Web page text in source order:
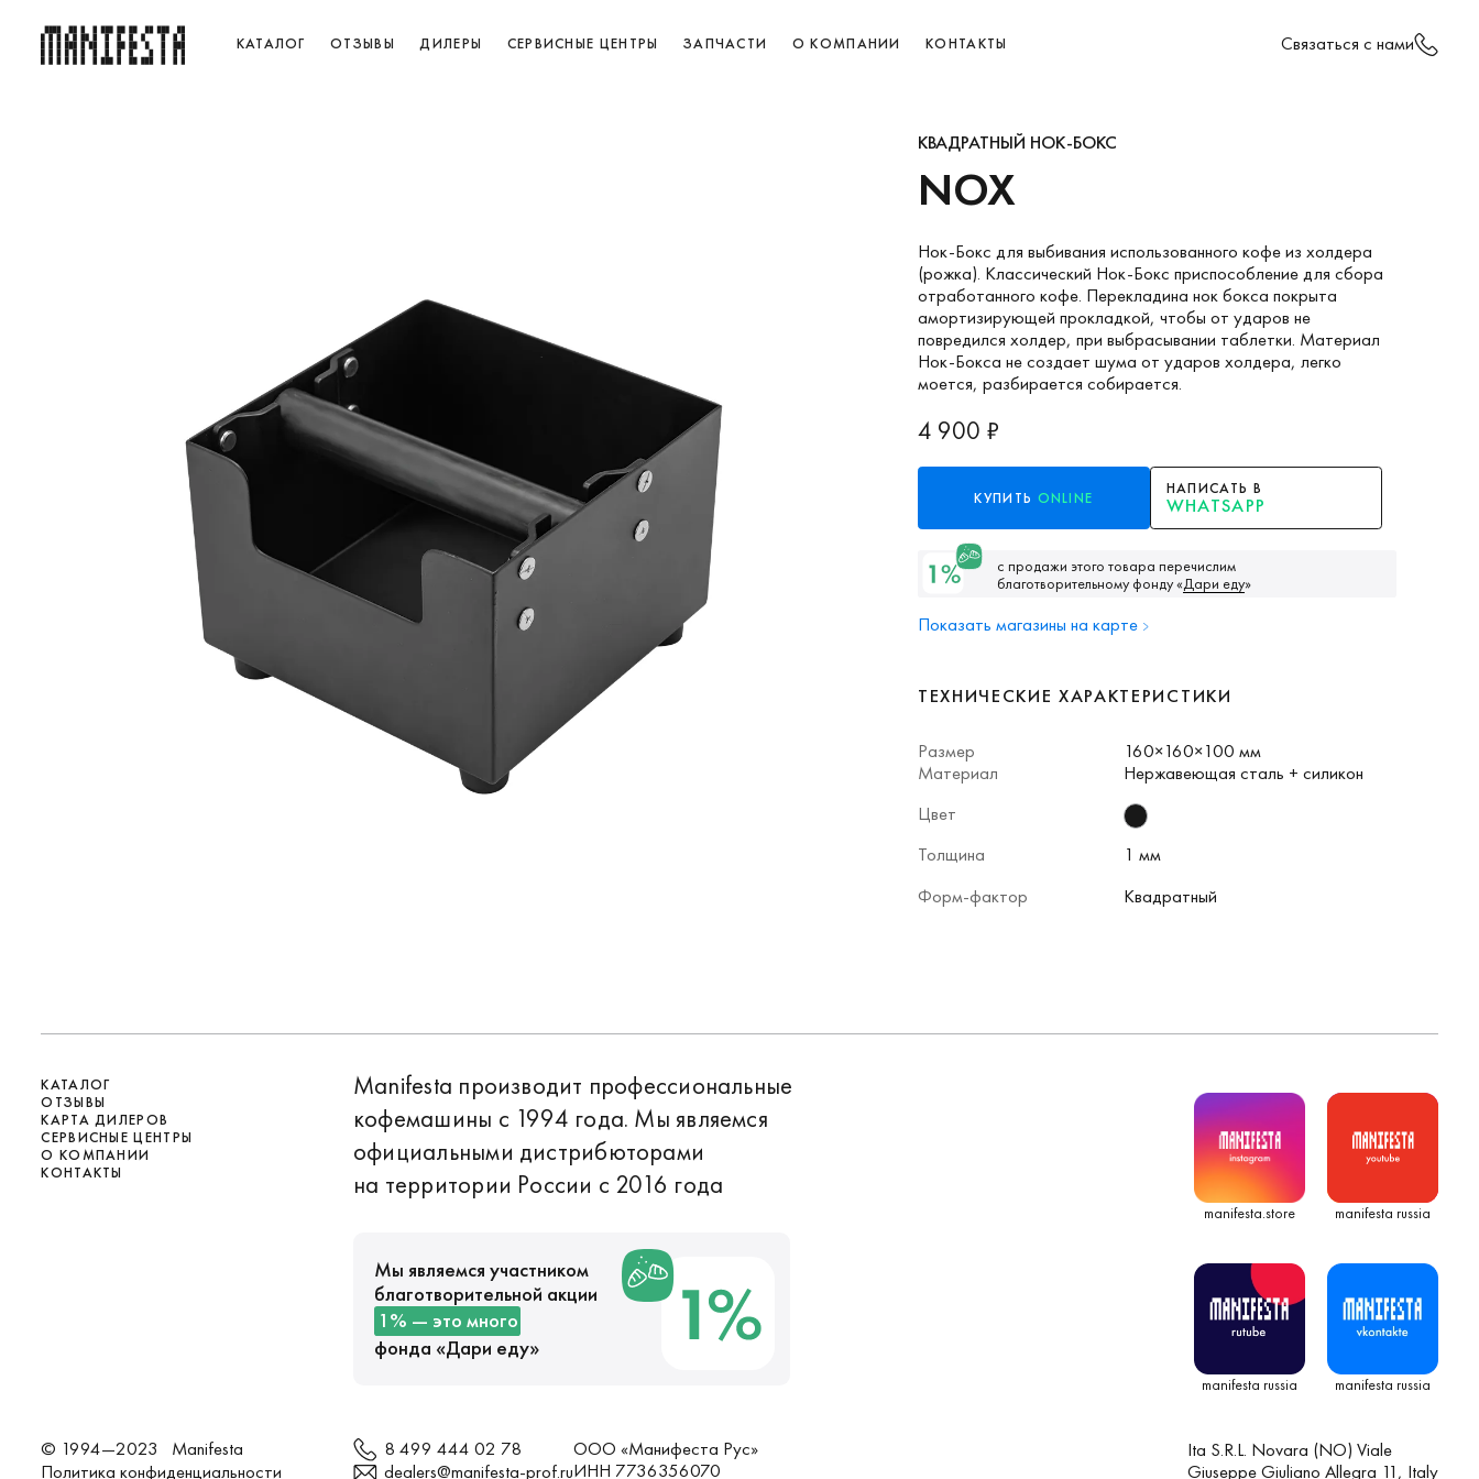
КАТАЛОГ ОТЗЫВЫ ДИЛЕРЫ СЕРВИСНЫЕ ЦЕНТРЫ ЗАПЧАСТИ О КОМПАНИИ КОНТАКТЫ Cвязаться с нами
КВАДРАТНЫЙ НОК-БОКС
NOX
Нок-Бокс для выбивания использованного кофе из холдера
(рожка). Классический Нок-Бокс приспособление для сбора
отработанного кофе. Перекладина нок бокса покрыта
амортизирующей прокладкой, чтобы от ударов не
повредился холдер, при выбрасывании таблетки. Материал
Нок-Бокса не создает шума от ударов холдера, легко
моется, разбирается собирается.
4 900 ₽
КУПИТЬ ONLINE НАПИСАТЬ В
WHATSAPP
с продажи этого товара перечислим
благотворительному фонду«Дари еду»
Показать магазины на карте
ТЕХНИЧЕСКИЕ ХАРАКТЕРИСТИКИ
Размер
160×160×100 мм
Материал
Нержавеющая сталь + силикон
Цвет
Толщина
1 мм
Форм-фактор
Квадратный
КАТАЛОГ
ОТЗЫВЫ
КАРТА ДИЛЕРОВ
СЕРВИСНЫЕ ЦЕНТРЫ
О КОМПАНИИ
КОНТАКТЫ
Manifesta производит профессиональные
кофемашины с 1994 года. Мы являемся
официальными дистрибюторами
на территории России с 2016 года
Мы являемся участником
благотворительной акции
1% — это много
фонда «Дари еду»
manifesta.store manifesta russia
manifesta russia manifesta russia
© 1994—2023 Manifesta
Ita S.R.L. Novara (NO) Viale
Giuseppe Giuliano Allegra 11, Italy
Политика конфиденциальности
8 499 444 02 78
dealers@manifesta-prof.ru
ООО «Манифеста Рус»
ИНН 7736356070